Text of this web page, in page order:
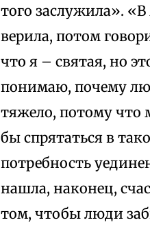
того заслужила».
верила, потом
что я – святая, но
понимаю, почему
тяжело, потому что
бы спрятаться в
потребность
нашла, наконец,
том, чтобы люди